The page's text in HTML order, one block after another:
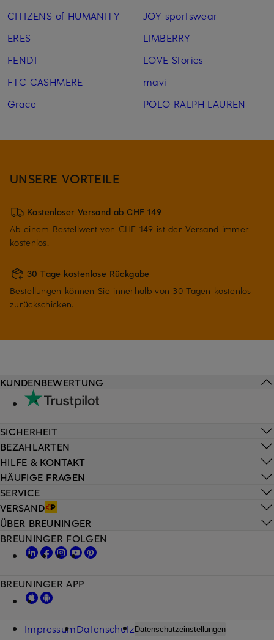
CITIZENS of HUMANITY
ERES
FENDI
FTC CASHMERE
Grace
JOY sportswear
LIMBERRY
LOVE Stories
mavi
POLO RALPH LAUREN
UNSERE VORTEILE
Kostenloser Versand ab CHF 149
Ab einem Bestellwert von CHF 149 ist der Versand immer
kostenlos.
30 Tage kostenlose Rückgabe
Bestellungen können Sie innerhalb von 30 Tagen kostenlos
zurückschicken.
HILFE & KONTAKT
HÄUFIGE FRAGEN
SERVICE
VERSAND
KUNDENBEWERTUNG
SICHERHEIT
BEZAHLARTEN
ÜBER BREUNINGER
BREUNINGER FOLGEN
BREUNINGER APP
ImpressumDatenschutzDatenschutzeinstellungen